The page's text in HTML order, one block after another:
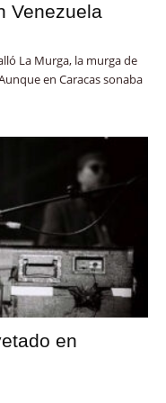
Venezuela
La Murga, la murga de
en Caracas sonaba
en